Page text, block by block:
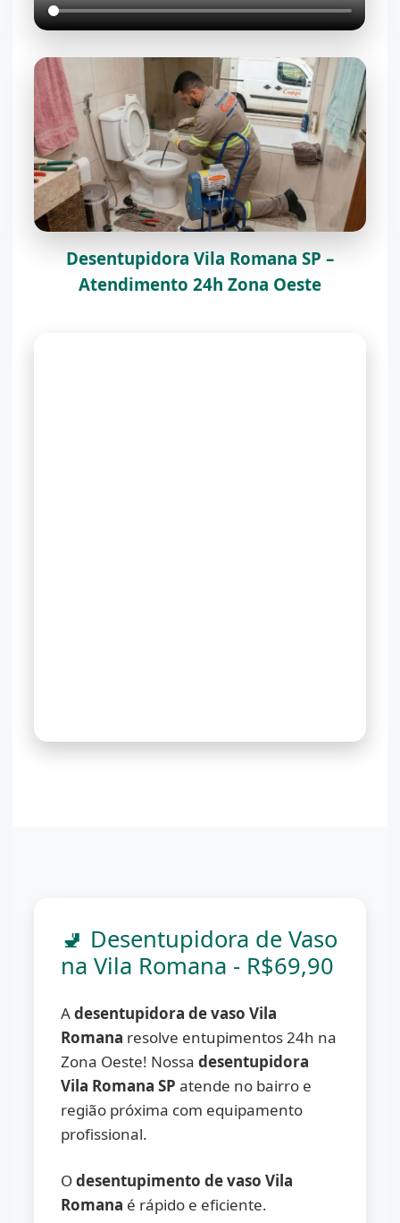
Desentupidora Vila Romana SP –
Atendimento 24h Zona Oeste
🚽 Desentupidora de Vaso
na Vila Romana - R$69,90
Adesentupidora de vaso Vila
Romana resolve entupimentos 24h na
Zona Oeste! Nossadesentupidora
Vila Romana SP atende no bairro e
região próxima com equipamento
profissional.
Odesentupimento de vaso Vila
Romana é rápido e eficiente.